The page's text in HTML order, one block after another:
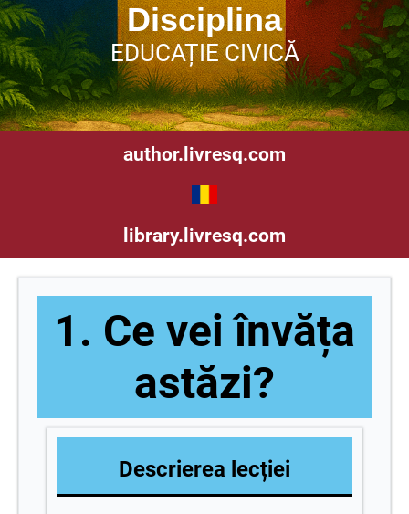
Disciplina
EDUCAȚIE CIVICĂ
author.livresq.com
library.livresq.com
1. Ce vei învăța
astăzi?
Descrierea lecției